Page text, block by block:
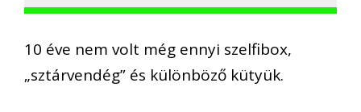
10 éve nem volt még ennyi szelfibox,
„sztárvendég” és különböző kütyük.